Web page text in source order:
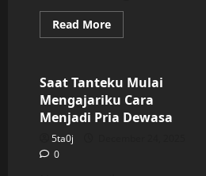
Read MoreRead
more
Mulai
Mengajariku
Cara
Menjadi
Pria
Uncategorized
Saat Tanteku Mulai
Mengajariku Cara
Menjadi Pria Dewasa
5ta0j
0